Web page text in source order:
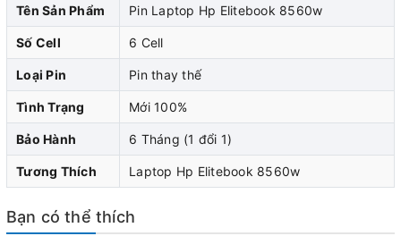
Pin laptop HP đóng vai trò quan trọng trong việc cung
cấp năng lượng cho laptop hp của bạn. Khi pin laptop
hp của bạn bắt đầu cho thấy dấu hiệu yếu đi, pin chai,
nhanh hết pin, sạc không vào pin, pin bị phù biến dạng...
làm cong vênh phần vỏ của máy, thì bạn nên nghĩ
Tên Sản Phẩm Pin Laptop Hp Elitebook 8560w
Số Cell 6 Cell
Loại Pin Pin thay thế
Tình Trạng Mới 100%
Bảo Hành 6 Tháng (1 đổi 1)
Tương Thích Laptop Hp Elitebook 8560w
Bạn có thể thích